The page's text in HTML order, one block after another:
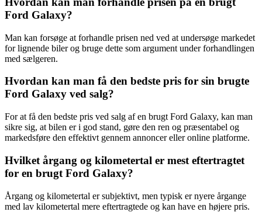
Ford Galaxy?
Man kan forsøge at forhandle prisen ned ved at undersøge markedet
for lignende biler og bruge dette som argument under forhandlingen
med sælgeren.
Hvordan kan man få den bedste pris for sin brugte
Ford Galaxy ved salg?
For at få den bedste pris ved salg af en brugt Ford Galaxy, kan man
sikre sig, at bilen er i god stand, gøre den ren og præsentabel og
markedsføre den effektivt gennem annoncer eller online platforme.
Hvilket årgang og kilometertal er mest eftertragtet
for en brugt Ford Galaxy?
Årgang og kilometertal er subjektivt, men typisk er nyere årgange
med lav kilometertal mere eftertragtede og kan have en højere pris.